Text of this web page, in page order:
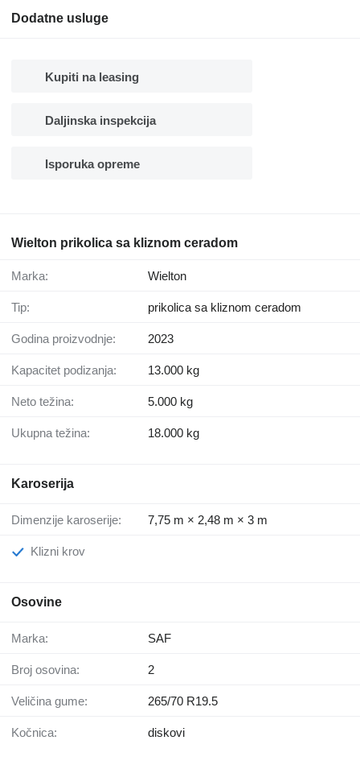
Dodatne usluge
Kupiti na leasing
Daljinska inspekcija
Isporuka opreme
Wielton prikolica sa kliznom ceradom
Marka: Wielton
Tip: prikolica sa kliznom ceradom
Godina proizvodnje: 2023
Kapacitet podizanja: 13.000 kg
Neto težina: 5.000 kg
Ukupna težina: 18.000 kg
Karoserija
Dimenzije karoserije: 7,75 m × 2,48 m × 3 m
Klizni krov
Osovine
Marka: SAF
Broj osovina: 2
Veličina gume: 265/70 R19.5
Kočnica: diskovi